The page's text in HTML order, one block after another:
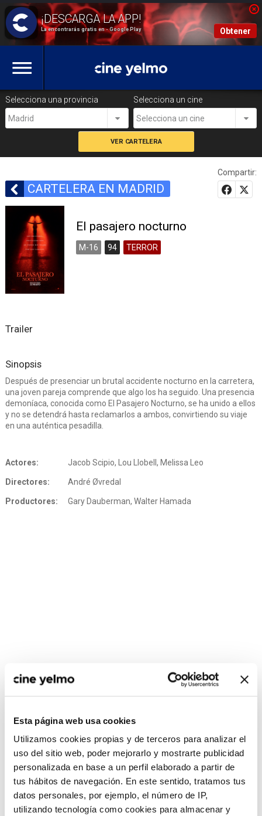
La encontrarás gratis en - Google Play Obtener
Esta página web usa cookies
Utilizamos cookies propias y de terceros para analizar el
uso del sitio web, poder mejorarlo y mostrarte publicidad
personalizada en base a un perfil elaborado a partir de
tus hábitos de navegación. En este sentido, tratamos tus
datos personales, por ejemplo, el número de IP,
utilizando tecnología como cookies para almacenar y
Selecciona una provincia
Madrid
Selecciona un cine
Selecciona un cine
CARTELERA EN MADRID
Compartir:
El pasajero nocturno
M-16 94 TERROR
Trailer
Sinopsis
Después de presenciar un brutal accidente nocturno en la carretera,
una joven pareja comprende que algo los ha seguido. Una presencia
demoníaca, conocida como El Pasajero Nocturno, se ha unido a ellos
y no se detendrá hasta reclamarlos a ambos, convirtiendo su viaje
en una auténtica pesadilla.
Actores: Jacob Scipio, Lou Llobell, Melissa Leo
Directores: André Øvredal
Productores: Gary Dauberman, Walter Hamada
CONSULTA MÁS HORARIOS
:(
No hay películas con el
criterio de búsqueda
seleccionado.